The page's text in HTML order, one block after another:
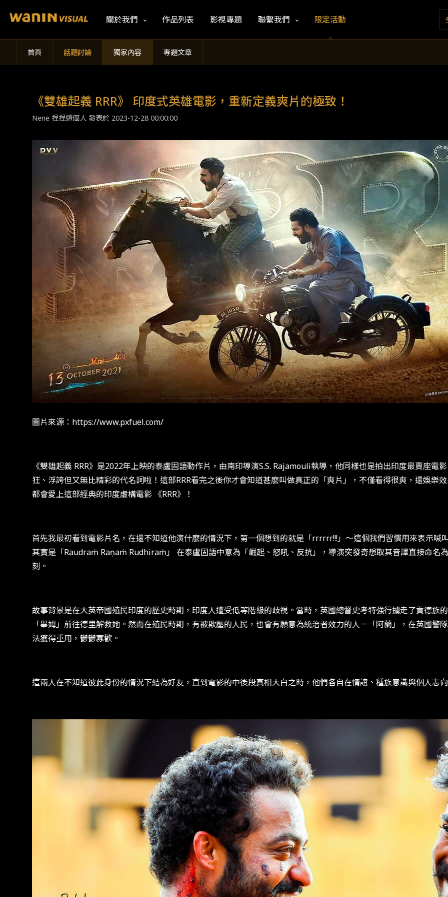
關於我們 作品列表 影視專題 聯繫我們 限定活動
首頁 話題討論 獨家內容 專題文章
《雙雄起義 RRR》 印度式英雄電影，重新定義爽片的極致！
Nene 捏捏這個人 發表於 2023-12-28 00:00:00
圖片來源：https://www.pxfuel.com/
《雙雄起義 RRR》是2022年上映的泰盧固語動作片，由南印導演S.S. Rajamouli執導，他同樣也是拍出印度最賣座電
狂、浮誇但又無比精彩的代名詞啦！這部RRR看完之後你才會知道甚麼叫做真正的「爽片」，不僅看得很爽，還娛樂
都會愛上這部經典的印度虛構電影 《RRR》！
首先我最初看到電影片名，在還不知道他演什麼的情況下，第一個想到的就是「rrrrrr!!!」～這個我們習慣用來表示喊
其實是「Raudraṁ Raṇaṁ Rudhiraṁ」 在泰盧固語中意為「崛起、怒吼、反抗」，導演突發奇想取其音譯直接命名
刻。
故事背景是在大英帝國殖民印度的歷史時期，印度人遭受低等階級的歧視。當時，英國總督史考特強行擄走了貢德族
「畢姆」前往德里解救她。然而在殖民時期，有被欺壓的人民，也會有願意為統治者效力的人－「阿蘭」，在英國
法獲得重用，鬱鬱寡歡。
這兩人在不知道彼此身份的情況下結為好友，直到電影的中後段真相大白之時，他們各自在情誼、種族意識與個人志